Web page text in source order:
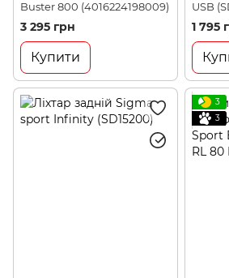
Buster 800 (4016224198009)
3 295 грн
Купити
USB
1 795
3
3